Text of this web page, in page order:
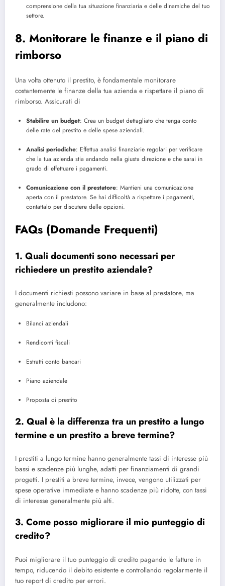
comprensione della tua situazione finanziaria e delle dinamiche del tuo
settore.
8. Monitorare le finanze e il piano di
rimborso
Una volta ottenuto il prestito, è fondamentale monitorare
costantemente le finanze della tua azienda e rispettare il piano di
rimborso. Assicurati di
Stabilire un budget: Crea un budget dettagliato che tenga conto
delle rate del prestito e delle spese aziendali.
Analisi periodiche: Effettua analisi finanziarie regolari per verificare
che la tua azienda stia andando nella giusta direzione e che sarai in
grado di effettuare i pagamenti.
Comunicazione con il prestatore: Mantieni una comunicazione
aperta con il prestatore. Se hai difficoltà a rispettare i pagamenti,
contattalo per discutere delle opzioni.
FAQs (Domande Frequenti)
1. Quali documenti sono necessari per
richiedere un prestito aziendale?
I documenti richiesti possono variare in base al prestatore, ma
generalmente includono:
Bilanci aziendali
Rendiconti fiscali
Estratti conto bancari
Piano aziendale
Proposta di prestito
2. Qual è la differenza tra un prestito a lungo
termine e un prestito a breve termine?
I prestiti a lungo termine hanno generalmente tassi di interesse più
bassi e scadenze più lunghe, adatti per finanziamenti di grandi
progetti. I prestiti a breve termine, invece, vengono utilizzati per
spese operative immediate e hanno scadenze più ridotte, con tassi
di interesse generalmente più alti.
3. Come posso migliorare il mio punteggio di
credito?
Puoi migliorare il tuo punteggio di credito pagando le fatture in
tempo, riducendo il debito esistente e controllando regolarmente il
tuo report di credito per errori.